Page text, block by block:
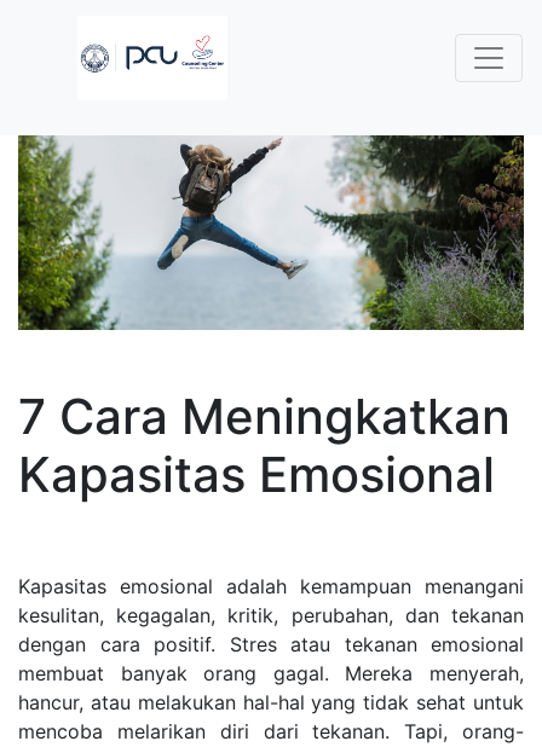
7 Cara Meningkatkan
Kapasitas Emosional
Kapasitas emosional adalah kemampuan menangani
kesulitan, kegagalan, kritik, perubahan, dan tekanan
dengan cara positif. Stres atau tekanan emosional
membuat banyak orang gagal. Mereka menyerah,
hancur, atau melakukan hal-hal yang tidak sehat untuk
mencoba melarikan diri dari tekanan. Tapi, orang-